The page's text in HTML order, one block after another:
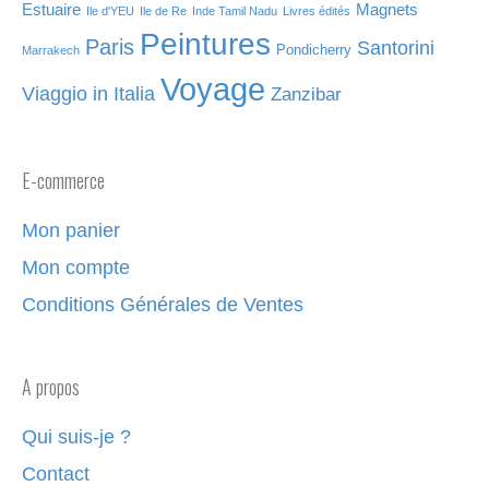
Estuaire
Ile d'YEU Ile de Re Inde Tamil Nadu Livres édités Magnets
Marrakech Paris Peintures Pondicherry Santorini
Viaggio in Italia Voyage Zanzibar
E-commerce
Mon panier
Mon compte
Conditions Générales de Ventes
A propos
Qui suis-je ?
Contact